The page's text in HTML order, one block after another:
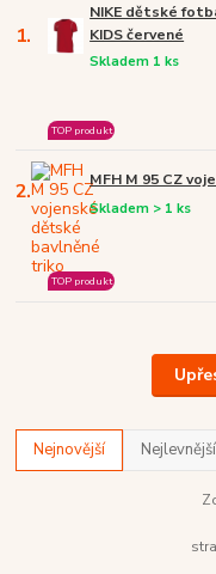
1.
NIKE dětské
KIDS červené
Skladem 1 ks
TOP produkt
2. MFH M 95 CZ
Skladem > 1 ks
TOP produkt
Nejnovější Nejlevnější